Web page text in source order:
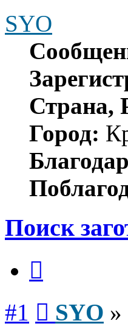
SYO
Страна,
Город:
Поиск
#1 SYO »